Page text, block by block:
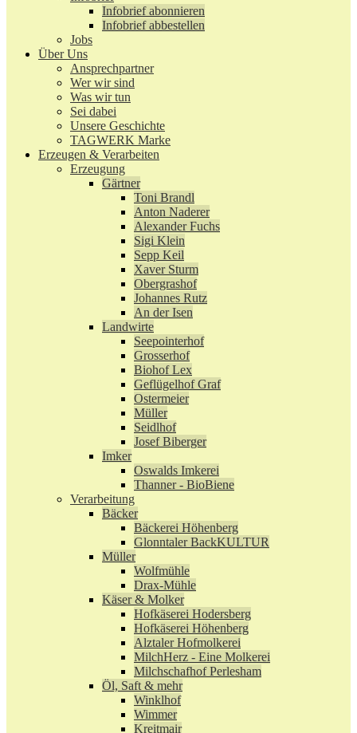
Infobrief abonnieren
Infobrief abbestellen
Jobs
Über Uns
Ansprechpartner
Wer wir sind
Was wir tun
Sei dabei
Unsere Geschichte
TAGWERK Marke
Erzeugen & Verarbeiten
Erzeugung
Gärtner
Toni Brandl
Anton Naderer
Alexander Fuchs
Sigi Klein
Sepp Keil
Xaver Sturm
Obergrashof
Johannes Rutz
An der Isen
Landwirte
Seepointerhof
Grosserhof
Biohof Lex
Geflügelhof Graf
Ostermeier
Müller
Seidlhof
Josef Biberger
Imker
Oswalds Imkerei
Thanner - BioBiene
Verarbeitung
Bäcker
Bäckerei Höhenberg
Glonntaler BackKULTUR
Müller
Wolfmühle
Drax-Mühle
Käser & Molker
Hofkäserei Hodersberg
Hofkäserei Höhenberg
Alztaler Hofmolkerei
MilchHerz - Eine Molkerei
Milchschafhof Perlesham
Öl, Saft & mehr
Winklhof
Wimmer
Kreitmair